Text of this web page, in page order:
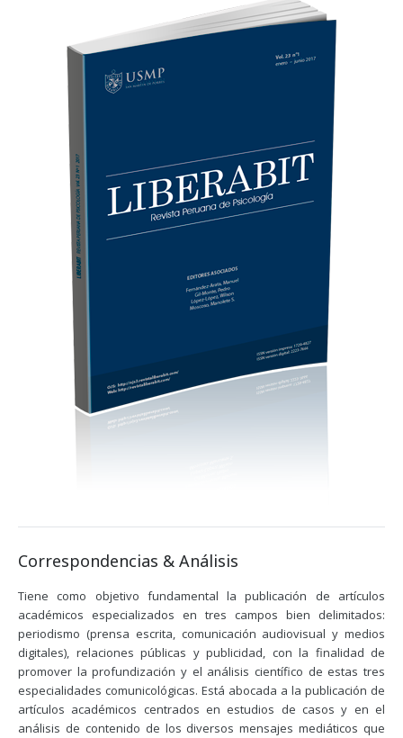
Correspondencias & Análisis
Tiene como objetivo fundamental la publicación de artículos
académicos especializados en tres campos bien delimitados:
periodismo (prensa escrita, comunicación audiovisual y medios
digitales), relaciones públicas y publicidad, con la finalidad de
promover la profundización y el análisis científico de estas tres
especialidades comunicológicas. Está abocada a la publicación de
artículos académicos centrados en estudios de casos y en el
análisis de contenido de los diversos mensajes mediáticos que